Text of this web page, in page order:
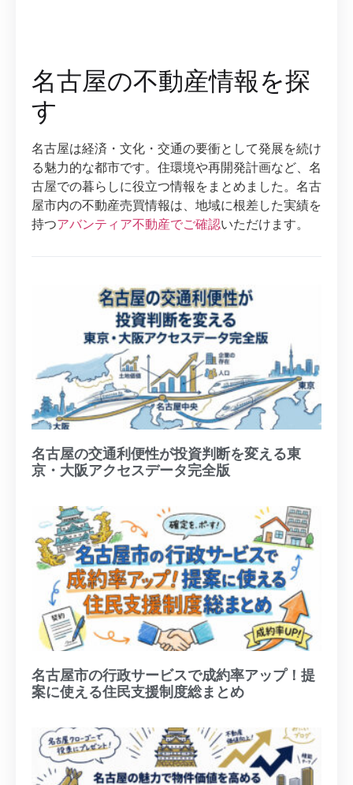
名古屋の不動産情報を探
す
名古屋は経済・文化・交通の要衝として発展を続け
る魅力的な都市です。住環境や再開発計画など、名
古屋での暮らしに役立つ情報をまとめました。名古
屋市内の不動産売買情報は、地域に根差した実績を
持つアバンティア不動産でご確認いただけます。
名古屋の交通利便性が投資判断を変える東
京・大阪アクセスデータ完全版
名古屋市の行政サービスで成約率アップ！提
案に使える住民支援制度総まとめ